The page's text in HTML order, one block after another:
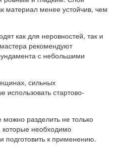
материал менее устойчив, чем
как для неровностей, так и
рекомендуют
с небольшими
сильных
использовать стартово-
разделить не только
необходимо
подготовить к применению.